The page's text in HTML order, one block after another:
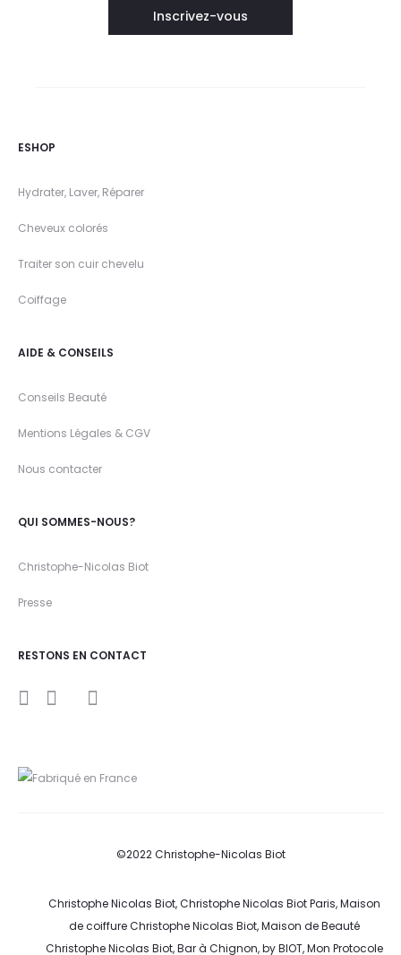
ESHOP
Hydrater, Laver, Réparer
Cheveux colorés
Traiter son cuir chevelu
Coiffage
AIDE & CONSEILS
Conseils Beauté
Mentions Légales & CGV
Nous contacter
QUI SOMMES-NOUS?
Christophe-Nicolas Biot
Presse
RESTONS EN CONTACT
a
u
b
©2022 Christophe-Nicolas Biot
Christophe Nicolas Biot, Christophe Nicolas Biot Paris, Maison
de coiffure Christophe Nicolas Biot, Maison de Beauté
Christophe Nicolas Biot, Bar à Chignon, by BIOT, Mon Protocole